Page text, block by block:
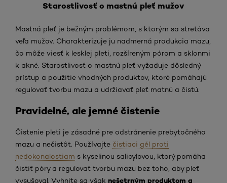
Starostlivosť o mastnú pleť mužov
Mastná pleť je bežným problémom, s ktorým sa stretáva
veľa mužov. Charakterizuje ju nadmerná produkcia mazu,
čo môže viesť k lesklej pleti, rozšíreným pórom a sklonmi
k akné. Starostlivosť o mastnú pleť vyžaduje dôsledný
prístup a použitie vhodných produktov, ktoré pomáhajú
regulovať tvorbu mazu a udržiavať pleť matnú a čistú.
Pravidelné, ale jemné čistenie
Čistenie pleti je zásadné pre odstránenie prebytočného
mazu a nečistôt. Používajte čistiaci gél proti
nedokonalostiam s kyselinou salicylovou, ktorý pomáha
čistiť póry a regulovať tvorbu mazu bez toho, aby pleť
vysušoval. Vyhnite sa však nešetrným produktom a